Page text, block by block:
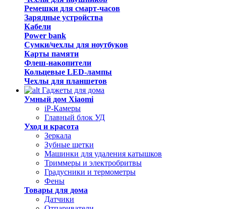
Ремешки для смарт-часов
Зарядные устройства
Кабели
Power bank
Сумки/чехлы для ноутбуков
Карты памяти
Флеш-накопители
Кольцевые LED-лампы
Чехлы для планшетов
Гаджеты для дома
Умный дом Xiaomi
iP-Камеры
Главный блок УД
Уход и красота
Зеркала
Зубные щетки
Машинки для удаления катышков
Триммеры и электробритвы
Градусники и термометры
Фены
Товары для дома
Датчики